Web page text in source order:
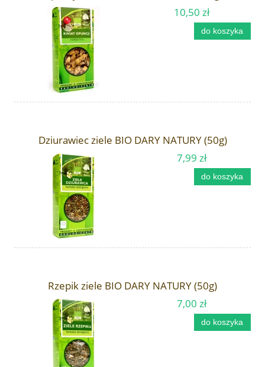
10,50 zł
do koszyka
Dziurawiec ziele BIO DARY NATURY (50g)
7,99 zł
do koszyka
Rzepik ziele BIO DARY NATURY (50g)
7,00 zł
do koszyka